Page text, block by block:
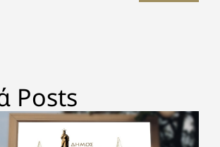
Posts